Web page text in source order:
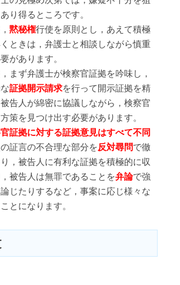
り得るところです。
黙秘権行使を原則とし，あえて積極
ときは，弁護士と相談しながら慎重
があります。
まず弁護士が検察官証拠を吟味し，
証拠開示請求を行って開示証拠を精
告人が綿密に協議しながら，検察官
策を見つけ出す必要があります。
証拠に対する証拠意見はすべて不同
証言の不合理な部分を反対尋問で徹
，被告人に有利な証拠を積極的に収
被告人は無罪であることを弁論で強
じたりするなど，事案に応じ様々な
とになります。